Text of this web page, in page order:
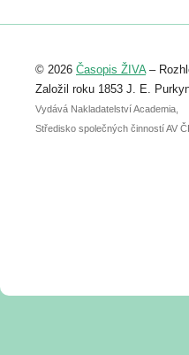
Registrovat se můžete do
abstraktu přihlášené
posteru je už 30. června.
© 2026 Časopis ŽIVA–
Založil roku 1853 J. E.
Vydává Nakladatelství Academia,
Středisko společných činností AV